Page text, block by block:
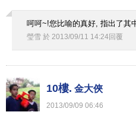
呵呵~!您比喻的真好, 指出了其
瑩雪 於 2013/09/11 14:24回覆
10樓. 金大俠
2013/09/09 06:46